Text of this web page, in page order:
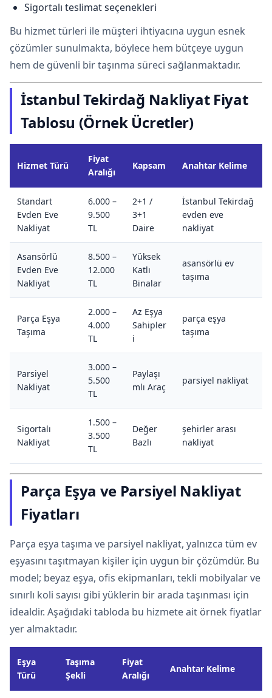
Sigortalı teslimat seçenekleri
Bu hizmet türleri ile müşteri ihtiyacına uygun esnek
çözümler sunulmakta, böylece hem bütçeye uygun
hem de güvenli bir taşınma süreci sağlanmaktadır.
İstanbul Tekirdağ Nakliyat Fiyat
Tablosu (Örnek Ücretler)
Hizmet Türü
Fiyat
Aralığı
Kapsam Anahtar Kelime
Standart
Evden Eve
Nakliyat
6.000 –
9.500
TL
2+1 /
3+1
Daire
İstanbul Tekirdağ
evden eve
nakliyat
Asansörlü
Evden Eve
Nakliyat
8.500 –
12.000
TL
Yüksek
Katlı
Binalar
asansörlü ev
taşıma
Parça Eşya
Taşıma
2.000 –
4.000
TL
Az Eşya
Sahipler
i
parça eşya
taşıma
Parsiyel
Nakliyat
3.000 –
5.500
TL
Paylaşı
mlı Araç
parsiyel nakliyat
Sigortalı
Nakliyat
1.500 –
3.500
TL
Değer
Bazlı
şehirler arası
nakliyat
Parça Eşya ve Parsiyel Nakliyat
Fiyatları
Parça eşya taşıma ve parsiyel nakliyat, yalnızca tüm ev
eşyasını taşıtmayan kişiler için uygun bir çözümdür. Bu
model; beyaz eşya, ofis ekipmanları, tekli mobilyalar ve
sınırlı koli sayısı gibi yüklerin bir arada taşınması için
idealdir. Aşağıdaki tabloda bu hizmete ait örnek fiyatlar
yer almaktadır.
Eşya
Türü
Taşıma
Şekli
Fiyat
Aralığı
Anahtar Kelime